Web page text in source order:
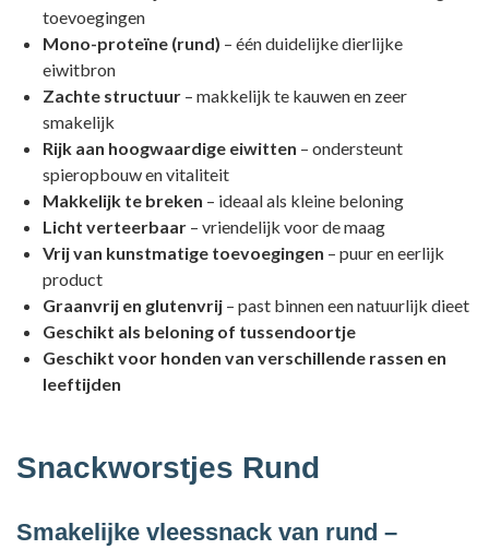
toevoegingen
Mono-proteïne (rund) – één duidelijke dierlijke
eiwitbron
Zachte structuur – makkelijk te kauwen en zeer
smakelijk
Rijk aan hoogwaardige eiwitten – ondersteunt
spieropbouw en vitaliteit
Makkelijk te breken – ideaal als kleine beloning
Licht verteerbaar – vriendelijk voor de maag
Vrij van kunstmatige toevoegingen – puur en eerlijk
product
Graanvrij en glutenvrij – past binnen een natuurlijk dieet
Geschikt als beloning of tussendoortje
Geschikt voor honden van verschillende rassen en
leeftijden
Snackworstjes Rund
Smakelijke vleessnack van rund –